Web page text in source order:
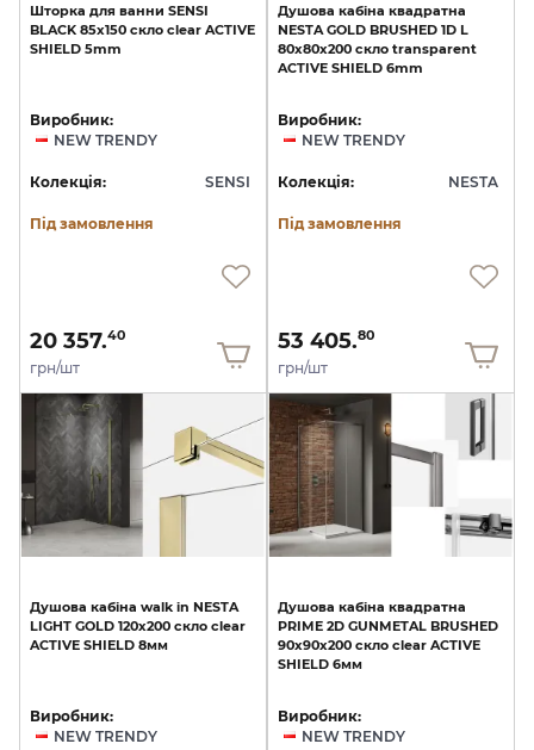
Шторка для ванни SENSI
BLACK 85x150 скло clear ACTIVE
SHIELD 5mm
Виробник:
NEW TRENDY
Колекція: SENSI
Під замовлення
20 357.40
грн/шт
Душова кабіна квадратна
NESTA GOLD BRUSHED 1D L
80x80x200 скло transparent
ACTIVE SHIELD 6mm
Виробник:
NEW TRENDY
Колекція: NESTA
Під замовлення
53 405.80
грн/шт
Душова кабіна walk in NESTA
LIGHT GOLD 120x200 скло clear
ACTIVE SHIELD 8мм
Виробник:
NEW TRENDY
Душова кабіна квадратна
PRIME 2D GUNMETAL BRUSHED
90x90x200 скло clear ACTIVE
SHIELD 6мм
Виробник:
NEW TRENDY